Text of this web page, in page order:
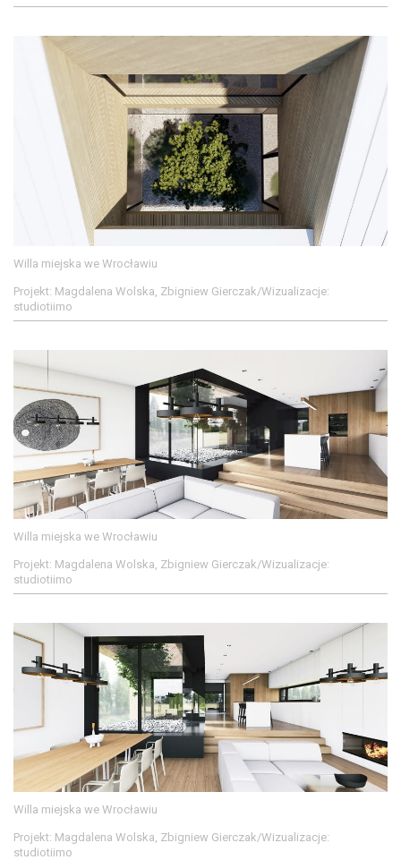
Willa miejska we Wrocławiu
Projekt: Magdalena Wolska, Zbigniew Gierczak/Wizualizacje:
studiotiimo
Willa miejska we Wrocławiu
Projekt: Magdalena Wolska, Zbigniew Gierczak/Wizualizacje:
studiotiimo
Willa miejska we Wrocławiu
Projekt: Magdalena Wolska, Zbigniew Gierczak/Wizualizacje:
studiotiimo